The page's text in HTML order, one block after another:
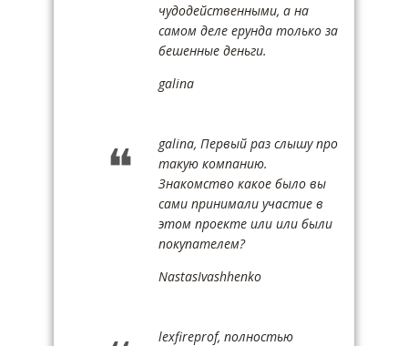
чудодейственными, а на
самом деле ерунда только за
бешенные деньги.
galina
galina, Первый раз слышу про
такую компанию.
Знакомство какое было вы
сами принимали участие в
этом проекте или или были
покупателем?
NastasIvashhenko
lexfireprof, полностью